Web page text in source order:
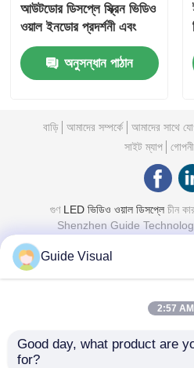
আউটডোর ডিসপ্লে স্ক্রিন ভিডিও
ওয়াল ইনডোর প্রদর্শনী এবং
শো-এর জন্য
অনুসন্ধান পাঠান
বাড়ি আমাদের সম্পর্কে আমাদের সাথে
সাইট ম্যাপ
গুণ LED ভিডিও ওয়াল ডিসপ্লেচীন
Shenzhen Guide
Guide Visual
2:57 AM
Good day, what product are
for?